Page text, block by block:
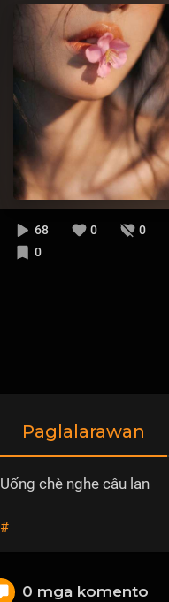
68 0 0
0
Paglalarawan
Uống chè nghe câu lan
#
0 mga komento